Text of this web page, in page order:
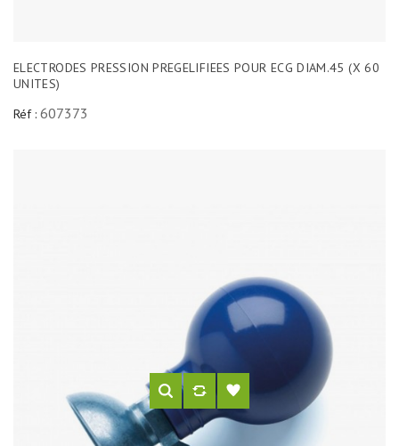
ELECTRODES PRESSION PREGELIFIEES POUR ECG DIAM.45 (X 60
UNITES)
Réf : 607373